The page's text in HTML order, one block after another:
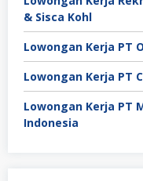
& Sisca Kohl
Lowongan Kerja PT
Lowongan Kerja PT
Lowongan Kerja PT
Indonesia